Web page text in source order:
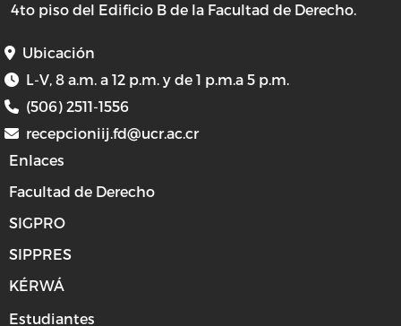
4to piso del Edificio B de la Facultad de Derecho.
Ubicación
L-V, 8 a.m. a 12 p.m. y de 1 p.m.a 5 p.m.
(506) 2511-1556
recepcioniij.fd@ucr.ac.cr
Enlaces
Facultad de Derecho
SIGPRO
SIPPRES
KÉRWÁ
Estudiantes